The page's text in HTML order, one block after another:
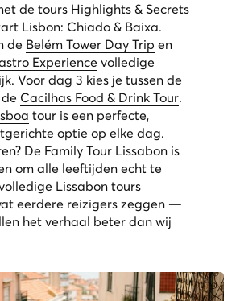
de tours Highlights & Secrets
Lisbon: Chiado & Baixa.
de Belém Tower Day Trip en
Experience volledige
Voor dag 3 kies je tussen de
Cacilhas Food & Drink Tour.
tour is een perfecte,
optie op elke dag.
De Family Tour Lissabon is
om alle leeftijden echt te
Lissabon tours
eerdere reizigers zeggen —
het verhaal beter dan wij